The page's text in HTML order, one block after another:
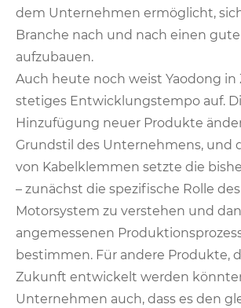
dem Unternehmen ermöglicht,
Branche nach und nach einen
aufzubauen.
Auch heute noch weist Yaodong in
stetiges Entwicklungstempo auf.
Hinzufügung neuer Produkte
Grundstil des Unternehmens, und
von Kabelklemmen setzte die
– zunächst die spezifische Rolle
Motorsystem zu verstehen und
angemessenen
bestimmen. Für andere Produkte,
Zukunft entwickelt werden
Unternehmen auch, dass es den